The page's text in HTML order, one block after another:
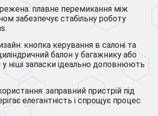
плавне перемикання між
забезпечує стабільну роботу
кнопка керування в салоні та
балон у багажнику або
у ніші запаски ідеально доповнюють
заправний пристрій під
елегантність і спрощує процес